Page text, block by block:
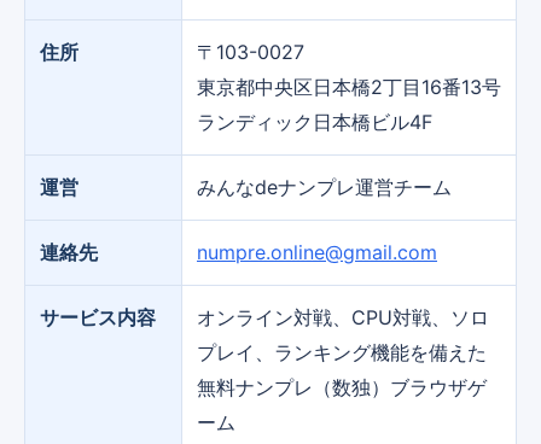
住所
〒103-0027
東京都中央区日本橋2丁目16番13号
ランディック日本橋ビル4F
運営 みんなdeナンプレ運営チーム
連絡先 numpre.online@gmail.com
サービス内容
オンライン対戦、CPU対戦、ソロ
プレイ、ランキング機能を備えた
無料ナンプレ（数独）ブラウザゲ
ーム